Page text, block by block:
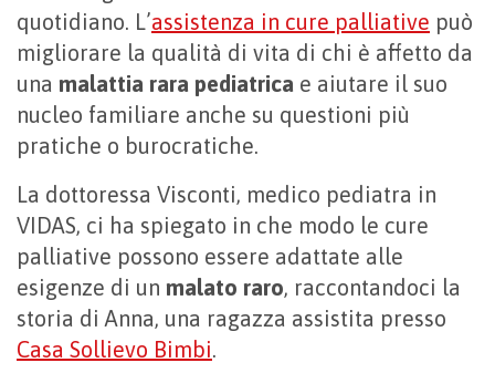
quotidiano. L’assistenza in cure palliative può
migliorare la qualità di vita di chi è affetto da
una malattia rara pediatrica e aiutare il suo
nucleo familiare anche su questioni più
pratiche o burocratiche.
La dottoressa Visconti, medico pediatra in
VIDAS, ci ha spiegato in che modo le cure
palliative possono essere adattate alle
esigenze di un malato raro, raccontandoci la
storia di Anna, una ragazza assistita presso
Casa Sollievo Bimbi.